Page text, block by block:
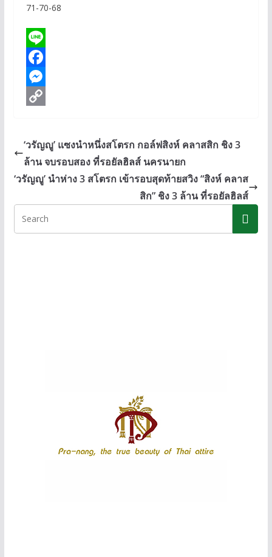
71-70-68
L
n
F
a
b
o
k
M
s
e
g
e
p
y
i
n
‘วรัญญู’ แซงนำหนึ่งสโตรก กอล์ฟสิงห์ คลาสสิก ชิง 3
ล้าน จบรอบสอง ที่รอยัลฮิลส์ นครนายก
‘วรัญญู’ นำห่าง 3 สโตรก เข้ารอบสุดท้ายสวิง “สิงห์ คลาส
สิก” ชิง 3 ล้าน ที่รอยัลฮิลส์